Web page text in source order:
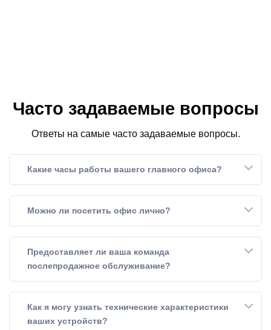
Часто задаваемые вопросы
Ответы на самые часто задаваемые вопросы.
Какие часы работы вашего главного офиса?
Можно ли посетить офис лично?
Предоставляет ли ваша команда
послепродажное обслуживание?
Как я могу узнать технические характеристики
ваших устройств?